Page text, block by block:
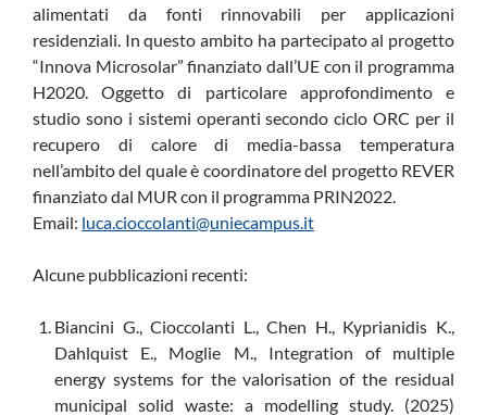
alimentati da fonti rinnovabili per applicazioni
residenziali. In questo ambito ha partecipato al progetto
“Innova Microsolar” finanziato dall’UE con il programma
H2020. Oggetto di particolare approfondimento e
studio sono i sistemi operanti secondo ciclo ORC per il
recupero di calore di media-bassa temperatura
nell’ambito del quale è coordinatore del progetto REVER
finanziato dal MUR con il programma PRIN2022.
Email: luca.cioccolanti@uniecampus.it
Alcune pubblicazioni recenti:
Biancini G., Cioccolanti L., Chen H., Kyprianidis K.,
Dahlquist E., Moglie M., Integration of multiple
energy systems for the valorisation of the residual
municipal solid waste: a modelling study. (2025)